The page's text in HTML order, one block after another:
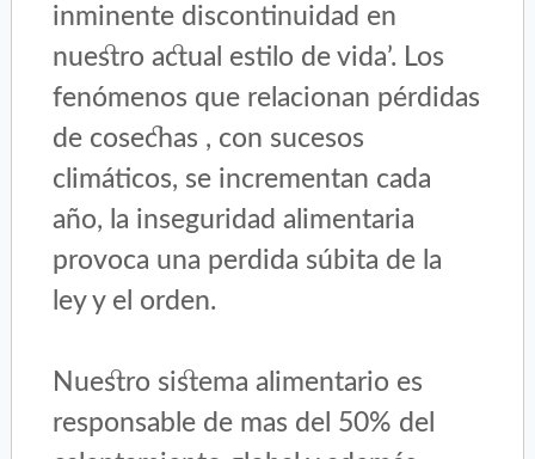
inminente discontinuidad en
nuestro actual estilo de vida’. Los
fenómenos que relacionan pérdidas
de cosechas , con sucesos
climáticos, se incrementan cada
año, la inseguridad alimentaria
provoca una perdida súbita de la
ley y el orden.
Nuestro sistema alimentario es
responsable de mas del 50% del